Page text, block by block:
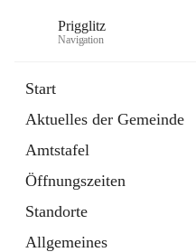
Prigglitz
Navigation
Start
Aktuelles der Gemeinde
Amtstafel
Öffnungszeiten
Standorte
Allgemeines
Externe Webseite
in
Tab
Gemeindezeitung
Ordner
öffnet
in
neuem
Tab